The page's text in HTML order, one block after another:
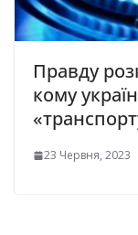
Правду
кому
23 Червня, 2023